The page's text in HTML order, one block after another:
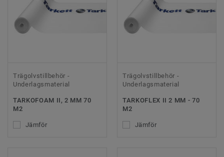
Trägolvstillbehör -
Underlagsmaterial
TARKOFOAM II, 2 MM 70
M2
Jämför
Trägolvstillbehör -
Underlagsmaterial
TARKOFLEX II 2 MM - 70
M2
Jämför